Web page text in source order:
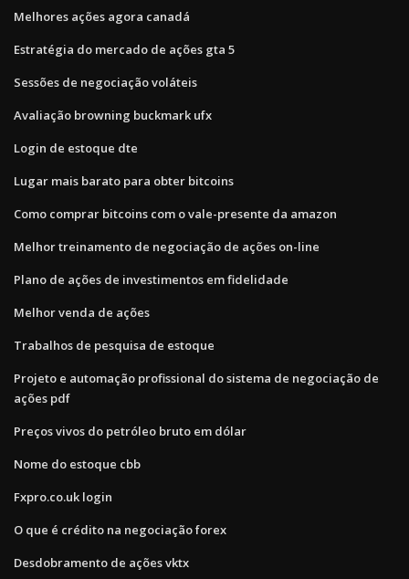
Melhores ações agora canadá
Estratégia do mercado de ações gta 5
Sessões de negociação voláteis
Avaliação browning buckmark ufx
Login de estoque dte
Lugar mais barato para obter bitcoins
Como comprar bitcoins com o vale-presente da amazon
Melhor treinamento de negociação de ações on-line
Plano de ações de investimentos em fidelidade
Melhor venda de ações
Trabalhos de pesquisa de estoque
Projeto e automação profissional do sistema de negociação de
ações pdf
Preços vivos do petróleo bruto em dólar
Nome do estoque cbb
Fxpro.co.uk login
O que é crédito na negociação forex
Desdobramento de ações vktx